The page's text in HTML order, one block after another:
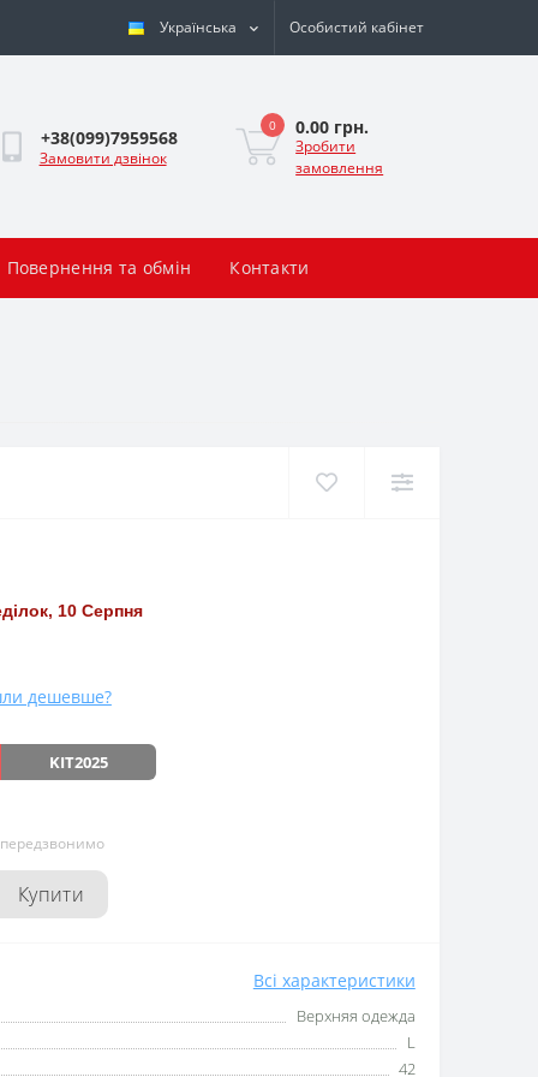
Українська Особистий кабінет
+38(099)7959568
Замовити дзвінок
0 0.00 грн.
Зробити
замовлення
Повернення та обмін Контакти
10 Серпня
дешевше?
KIT2025
Купити
Всі характеристики
Верхняя одежда
L
42